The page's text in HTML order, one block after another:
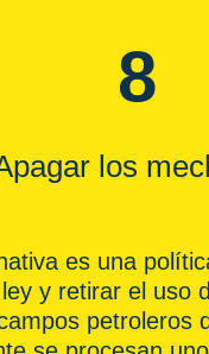
8
los
es una
y retirar el uso
petroleros